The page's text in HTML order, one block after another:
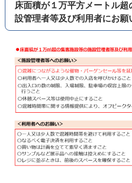
床面積が１万平方メートル
設管理者等及び利用者にお願